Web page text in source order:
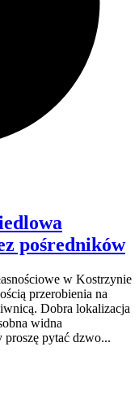
pośredników
w Kostrzynie
przerobienia na
Dobra lokalizacja
widna
proszę pytać dzwo...